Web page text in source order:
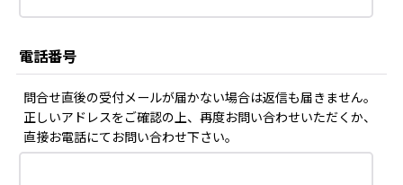
電話番号
問合せ直後の受付メールが届かない場合は返信も届きません。
正しいアドレスをご確認の上、再度お問い合わせいただくか、
直接お電話にてお問い合わせ下さい。